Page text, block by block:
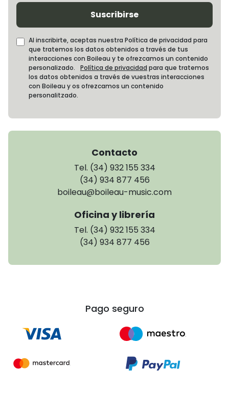
Suscribirse
Al inscribirte, aceptas nuestra Política de privacidad para
que tratemos los datos obtenidos a través de tus
interacciones con Boileau y te ofrezcamos un contenido
personalizado. Política de privacidad para que tratemos
los datos obtenidos a través de vuestras interacciones
con Boileau y os ofrezcamos un contenido
personalitzado.
Contacto
Tel. (34) 932 155 334
(34) 934 877 456
boileau@boileau-music.com
Oficina y librería
Tel. (34) 932 155 334
(34) 934 877 456
Pago seguro